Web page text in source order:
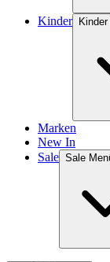
Kinder
Marken
New In
Sale Sale